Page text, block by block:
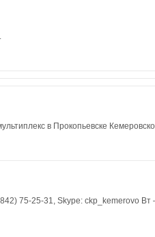
в Прокопьевске
75-25-31, Skype: ckp_kemerovo Вт